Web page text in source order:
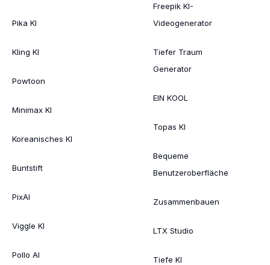
Pika KI
Kling KI
Powtoon
Minimax KI
Koreanisches KI
Buntstift
PixAI
Viggle KI
Pollo AI
Freepik KI-
Videogenerator
Tiefer Traum
Generator
EIN KOOL
Topas KI
Bequeme
Benutzeroberfläche
Zusammenbauen
LTX Studio
Tiefe KI